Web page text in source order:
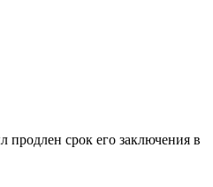
срок его заключения в